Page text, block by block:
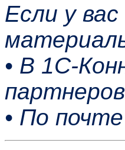
Если у
• В 1С-
• По почте